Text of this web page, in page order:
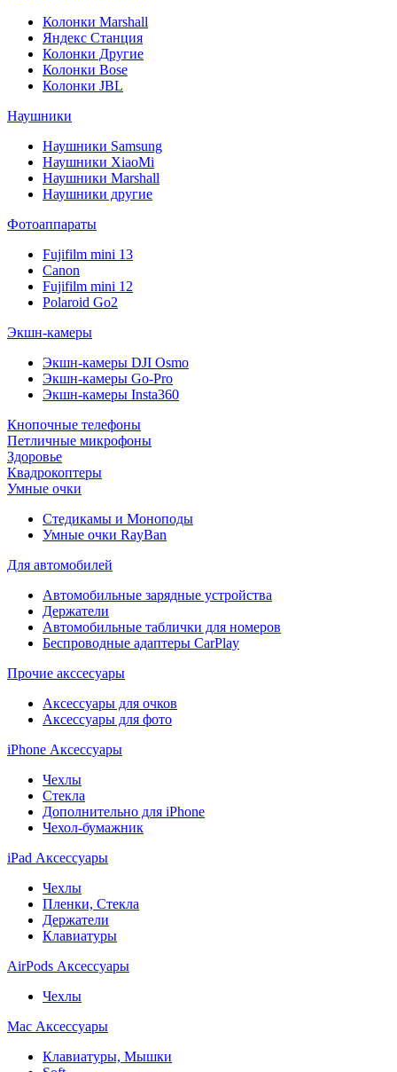
Колонки Marshall
Яндекс Станция
Колонки Другие
Колонки Bose
Колонки JBL
Наушники
Наушники Samsung
Наушники XiaoMi
Наушники Marshall
Наушники другие
Фотоаппараты
Fujifilm mini 13
Canon
Fujifilm mini 12
Polaroid Go2
Экшн-камеры
Экшн-камеры DJI Osmo
Экшн-камеры Go-Pro
Экшн-камеры Insta360
Кнопочные телефоны
Петличные микрофоны
Здоровье
Квадрокоптеры
Умные очки
Стедикамы и Моноподы
Умные очки RayBan
Для автомобилей
Автомобильные зарядные устройства
Держатели
Автомобильные таблички для номеров
Беспроводные адаптеры CarPlay
Прочие акссесуары
Аксессуары для очков
Аксессуары для фото
iPhone Аксессуары
Чехлы
Стекла
Дополнительно для iPhone
Чехол-бумажник
iPad Аксессуары
Чехлы
Пленки, Стекла
Держатели
Клавиатуры
AirPods Аксессуары
Чехлы
Mac Аксессуары
Клавиатуры, Мышки